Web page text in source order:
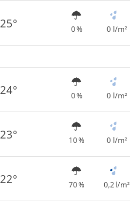
25° 0 % 0 l/m²
24° 0 % 0 l/m²
23° 10 % 0 l/m²
22° 70 % 0,2 l/m²